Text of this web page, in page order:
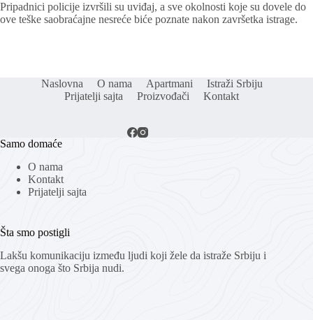
Pripadnici policije izvršili su uviđaj, a sve okolnosti koje su dovele do
ove teške saobraćajne nesreće biće poznate nakon završetka istrage.
Naslovna O nama Apartmani
Istraži Srbiju
Prijatelji sajta
Proizvođači Kontakt
Samo domaće
O nama
Kontakt
Prijatelji sajta
Šta smo postigli
Lakšu komunikaciju između ljudi koji žele da istraže Srbiju i
svega onoga što Srbija nudi.